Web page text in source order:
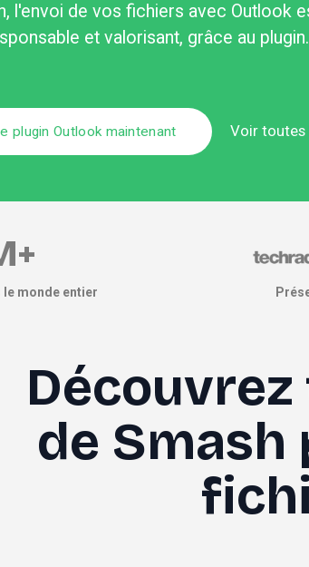
l'envoi de vos fichiers avec Outlook
et valorisant, grâce au
plugin Outlook maintenant Voir
monde entier
de Smash